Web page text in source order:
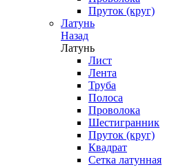
Пруток (круг)
Латунь
Назад
Латунь
Лист
Лента
Труба
Полоса
Проволока
Шестигранник
Пруток (круг)
Квадрат
Сетка латунная